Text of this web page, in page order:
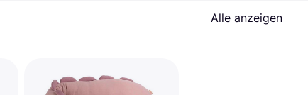
Alle anzeigen